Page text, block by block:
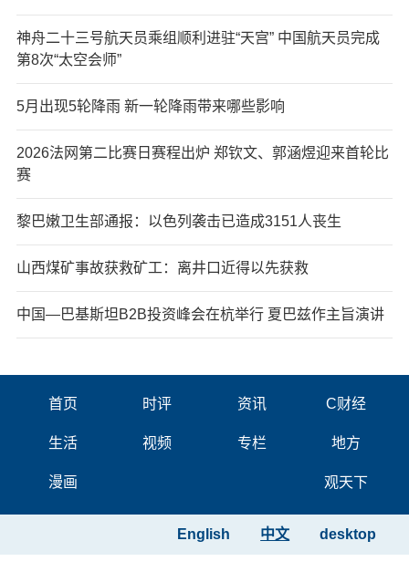
神舟二十三号航天员乘组顺利进驻“天宫” 中国航天员完成
第8次“太空会师”
5月出现5轮降雨 新一轮降雨带来哪些影响
2026法网第二比赛日赛程出炉 郑钦文、郭涵煜迎来首轮比
赛
黎巴嫩卫生部通报：以色列袭击已造成3151人丧生
山西煤矿事故获救矿工：离井口近得以先获救
中国—巴基斯坦B2B投资峰会在杭举行 夏巴兹作主旨演讲
首页 时评 资讯 C财经
生活 视频 专栏 地方
漫画 观天下
desktop
中文
English